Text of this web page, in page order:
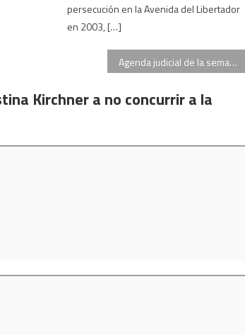
persecución en la Avenida del Libertador
en 2003, […]
Agenda judicial de la semana
Kirchner a no concurrir a la